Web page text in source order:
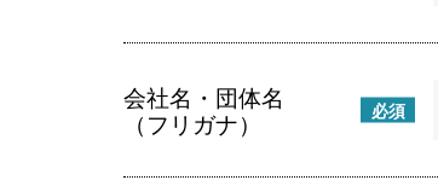
会社名・団体名
（フリガナ）
必須